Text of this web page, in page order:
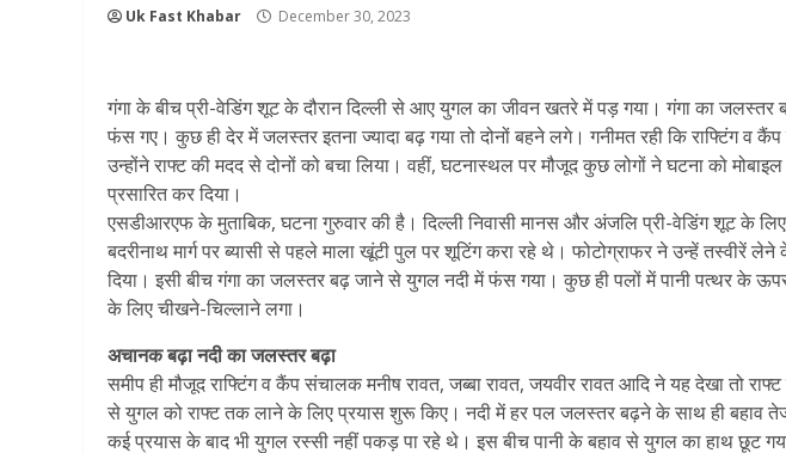
Uk Fast Khabar December 30, 2023
गंगा के बीच प्री-वेडिंग शूट के दौरान दिल्ली से आए युगल का जीवन खतरे में पड़ गया। गंगा का जलस्तर
फंस गए। कुछ ही देर में जलस्तर इतना ज्यादा बढ़ गया तो दोनों बहने लगे। गनीमत रही कि राफ्टिंग व
उन्होंने राफ्ट की मदद से दोनों को बचा लिया। वहीं, घटनास्थल पर मौजूद कुछ लोगों ने घटना को
प्रसारित कर दिया।
एसडीआरएफ के मुताबिक, घटना गुरुवार की है। दिल्ली निवासी मानस और अंजलि प्री-वेडिंग शूट के
बदरीनाथ मार्ग पर ब्यासी से पहले माला खूंटी पुल पर शूटिंग करा रहे थे। फोटोग्राफर ने उन्हें तस्वीरें लेने
दिया। इसी बीच गंगा का जलस्तर बढ़ जाने से युगल नदी में फंस गया। कुछ ही पलों में पानी पत्थर के
के लिए चीखने-चिल्लाने लगा।
अचानक बढ़ा नदी का जलस्तर बढ़ा
समीप ही मौजूद राफ्टिंग व कैंप संचालक मनीष रावत, जब्बा रावत, जयवीर रावत आदि ने यह देखा तो
से युगल को राफ्ट तक लाने के लिए प्रयास शुरू किए। नदी में हर पल जलस्तर बढ़ने के साथ ही बहाव
कई प्रयास के बाद भी युगल रस्सी नहीं पकड़ पा रहे थे। इस बीच पानी के बहाव से युगल का हाथ छूट